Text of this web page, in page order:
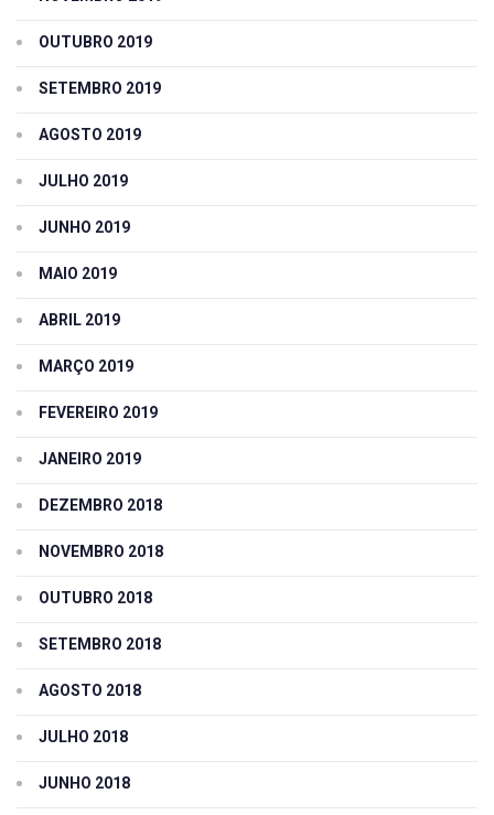
OUTUBRO 2019
SETEMBRO 2019
AGOSTO 2019
JULHO 2019
JUNHO 2019
MAIO 2019
ABRIL 2019
MARÇO 2019
FEVEREIRO 2019
JANEIRO 2019
DEZEMBRO 2018
NOVEMBRO 2018
OUTUBRO 2018
SETEMBRO 2018
AGOSTO 2018
JULHO 2018
JUNHO 2018